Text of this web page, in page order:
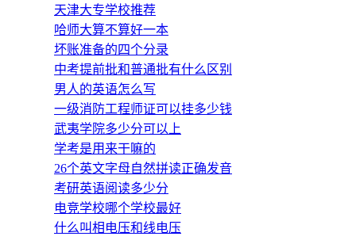
天津大专学校推荐
哈师大算不算好一本
坏账准备的四个分录
中考提前批和普通批有什么区别
男人的英语怎么写
一级消防工程师证可以挂多少钱
武夷学院多少分可以上
学考是用来干嘛的
26个英文字母自然拼读正确发音
考研英语阅读多少分
电竞学校哪个学校最好
什么叫相电压和线电压